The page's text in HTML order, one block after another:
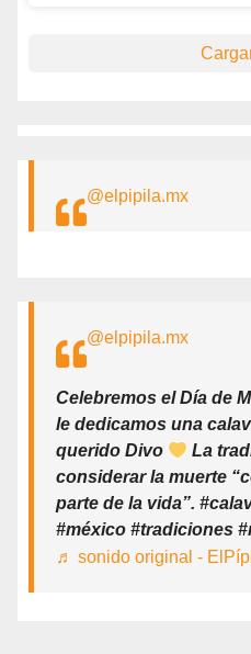
@elpipila.mx
@elpipila.mx
Celebremos el Día de
le dedicamos una
querido Divo
La
considerar la muerte
parte de la vida”.
#méxico #tradiciones
♬ sonido original -